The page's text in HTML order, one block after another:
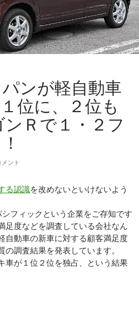
ンが軽自動車
位に、２位も
Ｒで１・２フ
ント
る認識を改めないといけないよう
フィックという企業をご存知です
足度などを調査している会社なん
自動車の新車に対する顧客満足度
調査結果を発表しています。
車が１位２位を独占、という結果